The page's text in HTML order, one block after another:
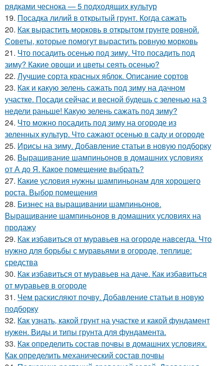
рядками чеснока — 5 подходящих культур
19. Посадка лилий в открытый грунт. Когда сажать
20. Как вырастить морковь в открытом грунте ровной.
Советы, которые помогут вырастить ровную морковь
21. Что посадить осенью под зиму. Что посадить под
зиму? Какие овощи и цветы сеять осенью?
22. Лучшие сорта красных яблок. Описание сортов
23. Как и какую зелень сажать под зиму на дачном
участке. Посади сейчас и весной будешь с зеленью на 3
недели раньше! Какую зелень сажать под зиму?
24. Что можно посадить под зиму на огороде из
зеленных культур. Что сажают осенью в саду и огороде
25. Ирисы на зиму. Добавление статьи в новую подборку
26. Выращивание шампиньонов в домашних условиях
от А до Я. Какое помещение выбрать?
27. Какие условия нужны шампиньонам для хорошего
роста. Выбор помещения
28. Бизнес на выращивании шампиньонов.
Выращивание шампиньонов в домашних условиях на
продажу
29. Как избавиться от муравьев на огороде навсегда. Что
нужно для борьбы с муравьями в огороде, теплице:
средства
30. Как избавиться от муравьев на даче. Как избавиться
от муравьев в огороде
31. Чем раскисляют почву. Добавление статьи в новую
подборку
32. Как узнать, какой грунт на участке и какой фундамент
нужен. Виды и типы грунта для фундамента.
33. Как определить состав почвы в домашних условиях.
Как определить механический состав почвы